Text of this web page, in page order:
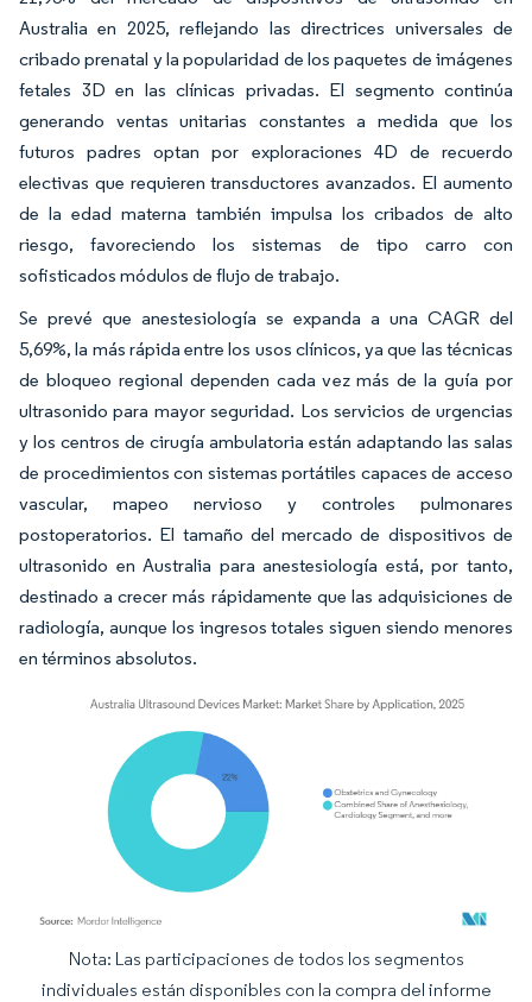
Australia en 2025, reflejando las directrices universales de
cribado prenatal y la popularidad de los paquetes de imágenes
fetales 3D en las clínicas privadas. El segmento continúa
generando ventas unitarias constantes a medida que los
futuros padres optan por exploraciones 4D de recuerdo
electivas que requieren transductores avanzados. El aumento
de la edad materna también impulsa los cribados de alto
riesgo, favoreciendo los sistemas de tipo carro con
sofisticados módulos de flujo de trabajo.
Se prevé que anestesiología se expanda a una CAGR del
5,69%, la más rápida entre los usos clínicos, ya que las técnicas
de bloqueo regional dependen cada vez más de la guía por
ultrasonido para mayor seguridad. Los servicios de urgencias
y los centros de cirugía ambulatoria están adaptando las salas
de procedimientos con sistemas portátiles capaces de acceso
vascular, mapeo nervioso y controles pulmonares
postoperatorios. El tamaño del mercado de dispositivos de
ultrasonido en Australia para anestesiología está, por tanto,
destinado a crecer más rápidamente que las adquisiciones de
radiología, aunque los ingresos totales siguen siendo menores
en términos absolutos.
Imagen © Mordor Intelligence. El uso requiere atribución según CC BY 4.0.
Nota: Las participaciones de todos los segmentos
individuales están disponibles con la compra del informe